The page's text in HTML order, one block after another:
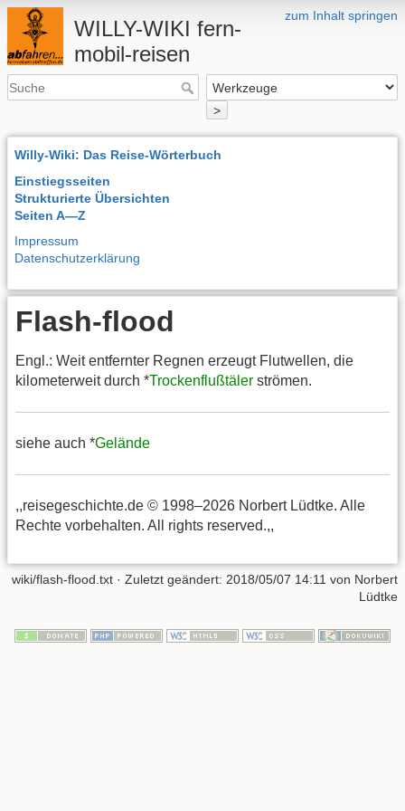
zum Inhalt springen
WILLY-WIKI fern-
mobil-reisen
>
Willy-Wiki: Das Reise-Wörterbuch
Einstiegsseiten
Strukturierte Übersichten
Seiten A—Z
Impressum
Datenschutzerklärung
Flash-flood
Engl.: Weit entfernter Regnen erzeugt Flutwellen, die
kilometerweit durch *Trockenflußtäler strömen.
siehe auch *Gelände
,,reisegeschichte.de © 1998–2026 Norbert Lüdtke. Alle
Rechte vorbehalten. All rights reserved.,,
wiki/flash-flood.txt · Zuletzt geändert: 2018/05/07 14:11 von Norbert
Lüdtke